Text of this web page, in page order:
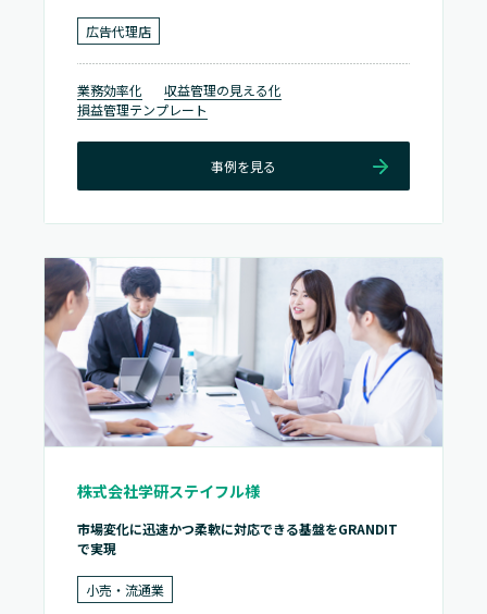
広告代理店
業務効率化
収益管理の見える化
損益管理テンプレート
事例を見る
株式会社学研ステイフル様
市場変化に迅速かつ柔軟に対応できる基盤をGRANDIT
で実現
小売・流通業